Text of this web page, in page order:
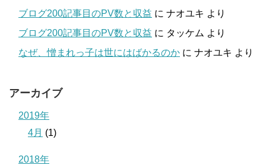
ブログ200記事目のPV数と収益 に ナオユキ より
ブログ200記事目のPV数と収益 に タッケム より
なぜ、憎まれっ子は世にはばかるのか に ナオユキ より
アーカイブ
2019年
4月 (1)
2018年